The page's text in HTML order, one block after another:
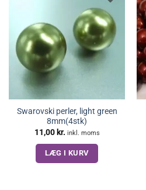
Swarovski perler, light green
8mm(4stk)
11,00 kr. inkl. moms
LÆG I KURV